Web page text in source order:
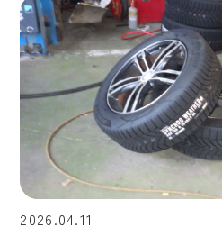
2026.04.11